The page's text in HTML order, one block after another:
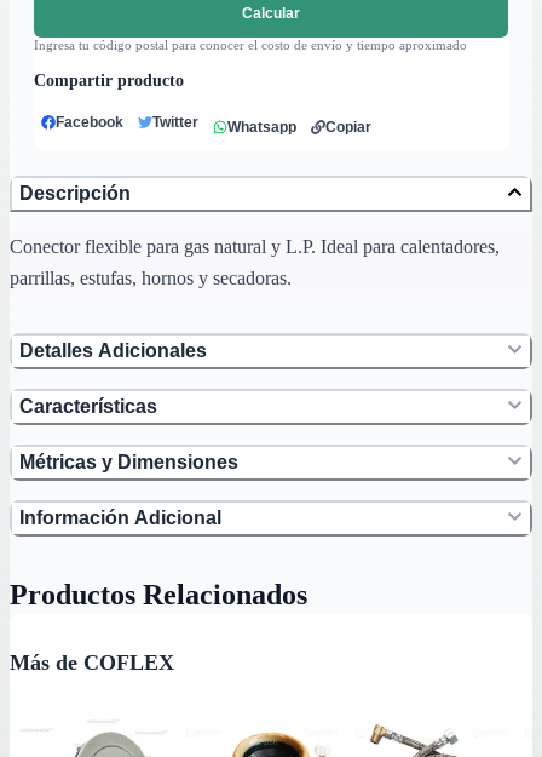
Calcular
Ingresa tu código postal para conocer el costo de envío y tiempo aproximado
Compartir producto
Facebook Twitter Whatsapp Copiar
Descripción
Conector flexible para gas natural y L.P. Ideal para calentadores,
parrillas, estufas, hornos y secadoras.
Detalles Adicionales
Características
Métricas y Dimensiones
Información Adicional
Productos Relacionados
Más de COFLEX